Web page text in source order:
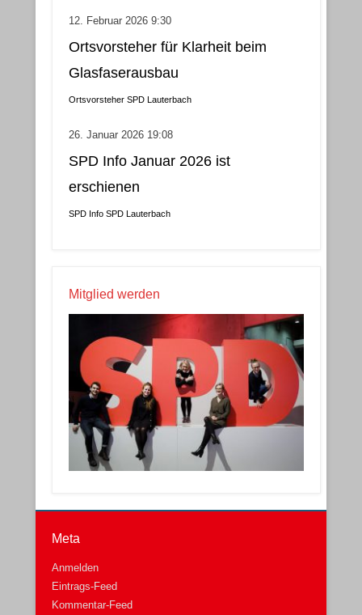
12. Februar 2026 9:30
Ortsvorsteher für Klarheit beim
Glasfaserausbau
Ortsvorsteher SPD Lauterbach
26. Januar 2026 19:08
SPD Info Januar 2026 ist
erschienen
SPD Info SPD Lauterbach
Mitglied werden
Meta
Anmelden
Eintrags-Feed
Kommentar-Feed